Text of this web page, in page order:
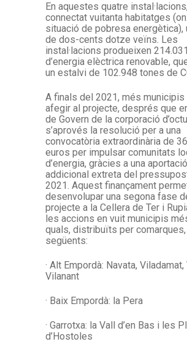
En aquestes quatre
connectat vuitanta habitatges
situació de pobresa energètica),
de dos-cents dotze veïns. Les
instal·lacions produeixen
d’energia elèctrica renovable,
un estalvi de 102.948 tones de
A finals del 2021, més municipis
afegir al projecte, després que
de Govern de la corporació
s’aprovés la resolució per a una
convocatòria extraordinària de
euros per impulsar comunitats
d’energia, gràcies a una aportació
addicional extreta del
2021. Aquest finançament
desenvolupar una segona fase
projecte a la Cellera de Ter i
les accions en vuit municipis
quals, distribuïts per
següents:
· Alt Empordà: Navata,
Vilanant
· Baix Empordà: la Pera
· Garrotxa: la Vall d’en Bas i les
d’Hostoles